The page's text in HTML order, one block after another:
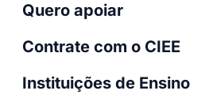
Quero apoiar
Contrate com o CIEE
Instituições de Ensino